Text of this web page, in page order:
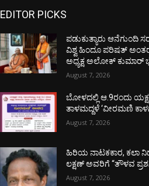
EDITOR PICKS
ಪಡುಕುತ್ಯಾರು ಆನೆಗುಂದಿ
ವಿಶ್ವ ಹಿಂದೂ ಪರಿಷತ್
ಅಧ್ಯಕ್ಷ ಅಲೋಕ್ ಕುಮಾರ್
August 7, 2026
ಬೋಳದಲ್ಲಿ ಆ.9ರಂದು
ತಾಳಮದ್ದಳೆ ‘ವೀರಮಣಿ
August 7, 2026
ಹಿರಿಯ ನಾಟಕಕಾರ, ಕಲಾ
ಲಕ್ಷಣ್ ಅವರಿಗೆ “ತೌಳವ
August 7, 2026